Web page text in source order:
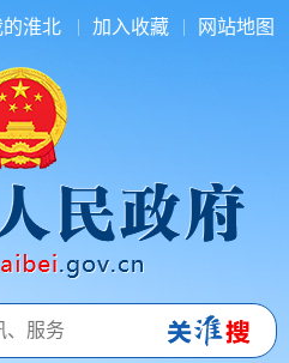
的淮北 加入收藏 网站地图